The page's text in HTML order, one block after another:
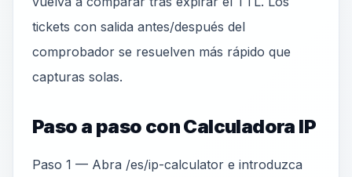
tickets con salida antes/después del
comprobador se resuelven más rápido que
capturas solas.
Paso a paso con Calculadora IP
Paso 1 — Abra /es/ip-calculator e introduzca